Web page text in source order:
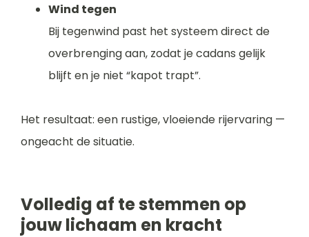
Wind tegen
Bij tegenwind past het systeem direct de
overbrenging aan, zodat je cadans gelijk
blijft en je niet “kapot trapt”.
Het resultaat: een rustige, vloeiende rijervaring —
ongeacht de situatie.
Volledig af te stemmen op
jouw lichaam en kracht